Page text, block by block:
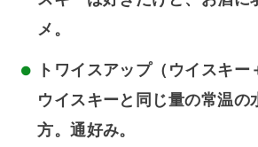
メ。
トワイスアップ（ウイスキー
ウイスキーと同じ量の常温の
方。通好み。